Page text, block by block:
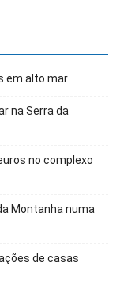
em alto mar
na Serra da
no complexo
Montanha numa
de casas